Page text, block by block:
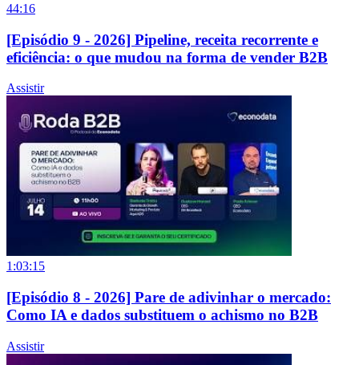
44:16
[Episódio 9 - 2026] Pipeline, receita recorrente e
eficiência: o que mudou na forma de vender B2B
Assistir
1:03:15
[Episódio 8 - 2026] Pare de adivinhar o mercado:
Como IA e dados substituem o achismo no B2B
Assistir